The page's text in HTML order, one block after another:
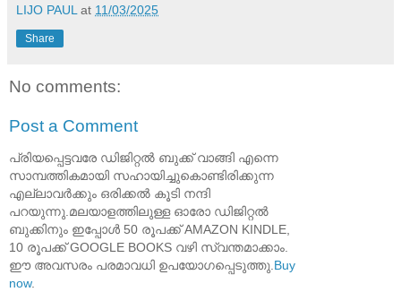
LIJO PAUL at 11/03/2025
Share
No comments:
Post a Comment
പ്രിയപ്പെട്ടവരേ ഡിജിറ്റൽ ബുക്ക് വാങ്ങി എന്നെ
സാമ്പത്തികമായി സഹായിച്ചുകൊണ്ടിരിക്കുന്ന
എല്ലാവർക്കും ഒരിക്കൽ കൂടി നന്ദി
പറയുന്നു.മലയാളത്തിലുള്ള ഓരോ ഡിജിറ്റൽ
ബുക്കിനും ഇപ്പോൾ 50 രൂപക്ക് AMAZON KINDLE,
10 രൂപക്ക് GOOGLE BOOKS വഴി സ്വന്തമാക്കാം.
ഈ അവസരം പരമാവധി ഉപയോഗപ്പെടുത്തു.Buy
now.